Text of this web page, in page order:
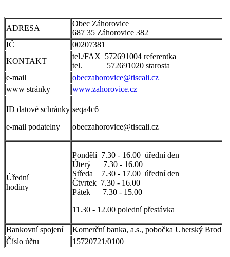
ADRESA
Obec Záhorovice
687 35 Záhorovice 382
IČ
00207381
KONTAKT
tel./FAX 572691004 referentka
tel. 572691020 starosta
e-mail
obeczahorovice@tiscali.cz
www stránky
www.zahorovice.cz
ID datové schránky
e-mail podatelny
seqa4c6
obeczahorovice@tiscali.cz
Úřední
hodiny
Pondělí 7.30 - 16.00 úřední den
Úterý 7.30 - 16.00
Středa 7.30 - 17.00 úřední den
Čtvrtek 7.30 - 16.00
Pátek 7.30 - 15.00
11.30 - 12.00 polední přestávka
Bankovní spojení
Komerční banka, a.s., pobočka Uherský Brod
Číslo účtu
15720721/0100